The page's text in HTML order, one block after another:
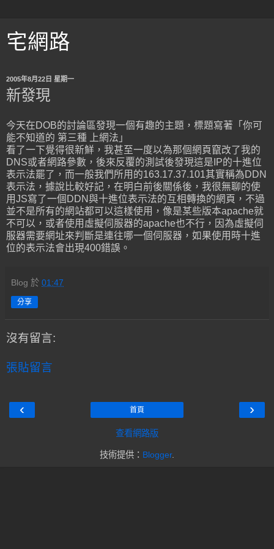
宅網路
2005年8月22日 星期一
新發現
今天在DOB的討論區發現一個有趣的主題，標題寫著「你可
能不知道的 第三種 上網法」
看了一下覺得很新鮮，我甚至一度以為那個網頁竄改了我的
DNS或者網路參數，後來反覆的測試後發現這是IP的十進位
表示法罷了，而一般我們所用的163.17.37.101其實稱為DDN
表示法，據說比較好記，在明白前後關係後，我很無聊的使
用JS寫了一個DDN與十進位表示法的互相轉換的網頁，不過
並不是所有的網站都可以這樣使用，像是某些版本apache就
不可以，或者使用虛擬伺服器的apache也不行，因為虛擬伺
服器需要網址來判斷是連往哪一個伺服器，如果使用時十進
位的表示法會出現400錯誤。
Blog 於 01:47
分享
沒有留言:
張貼留言
‹ ›
首頁
查看網路版
技術提供： Blogger.